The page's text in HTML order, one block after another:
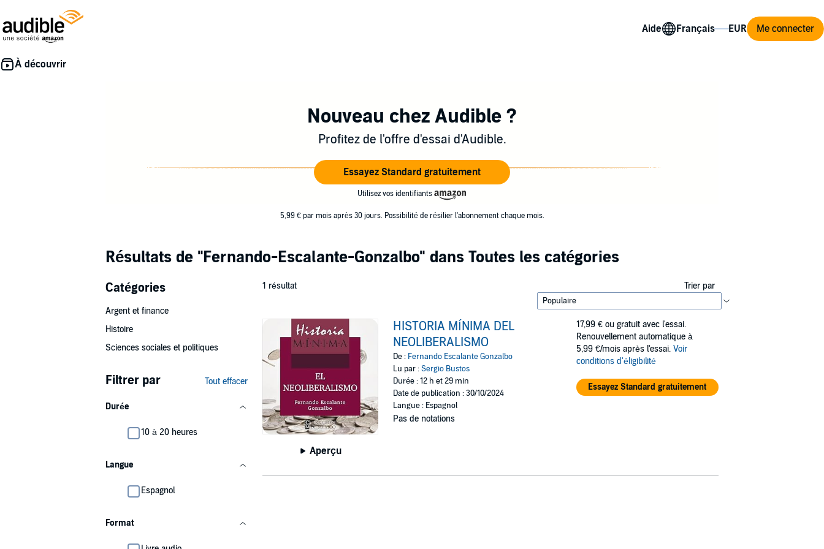
Aide Me connecter
Nouveau chez Audible ?
Profitez de l'offre d'essai d'Audible.
Essayez Standard gratuitement
Utilisez vos identifiants
5,99 € par mois après 30 jours. Possibilité de résilier l'abonnement chaque mois.
Résultats de "Fernando-Escalante-Gonzalbo" dans Toutes les catégories
Catégories
Argent et finance
Histoire
Sciences sociales et politiques
Filtrer par Tout effacer
Durée
10 à 20 heures
Langue
Espagnol
Format
1 résultat Trier par
Aperçu
HISTORIA MÍNIMA DEL
NEOLIBERALISMO
De : Fernando Escalante Gonzalbo
Lu par :Sergio Bustos
Durée : 12 h et 29 min
Date de publication : 30/10/2024
Langue : Espagnol
Pas de notations
17,99 € ou gratuit avec l'essai.
Renouvellement automatique à
5,99 €/mois après l'essai. Voir
conditions d'éligibilité
Essayez Standard gratuitement